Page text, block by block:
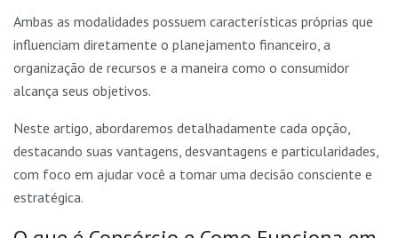
Ambas as modalidades possuem características próprias que
influenciam diretamente o planejamento financeiro, a
organização de recursos e a maneira como o consumidor
alcança seus objetivos.
Neste artigo, abordaremos detalhadamente cada opção,
destacando suas vantagens, desvantagens e particularidades,
com foco em ajudar você a tomar uma decisão consciente e
estratégica.